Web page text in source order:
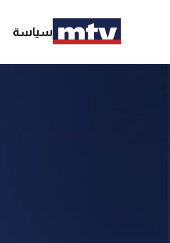
سياسة